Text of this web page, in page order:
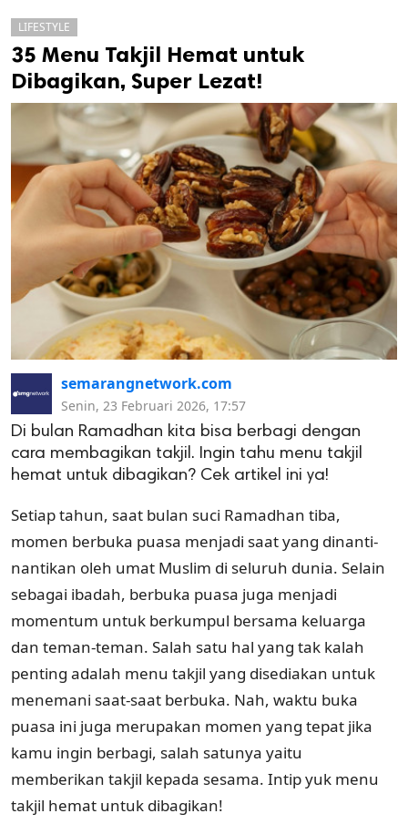
cipta.
LIFESTYLE
35 Menu Takjil Hemat untuk
Dibagikan, Super Lezat!
semarangnetwork.com
Senin, 23 Februari 2026, 17:57
Di bulan Ramadhan kita bisa berbagi dengan
cara membagikan takjil. Ingin tahu menu takjil
hemat untuk dibagikan? Cek artikel ini ya!
Setiap tahun, saat bulan suci Ramadhan tiba,
momen berbuka puasa menjadi saat yang dinanti-
nantikan oleh umat Muslim di seluruh dunia. Selain
sebagai ibadah, berbuka puasa juga menjadi
momentum untuk berkumpul bersama keluarga
dan teman-teman. Salah satu hal yang tak kalah
penting adalah menu takjil yang disediakan untuk
menemani saat-saat berbuka. Nah, waktu buka
puasa ini juga merupakan momen yang tepat jika
kamu ingin berbagi, salah satunya yaitu
memberikan takjil kepada sesama. Intip yuk menu
takjil hemat untuk dibagikan!